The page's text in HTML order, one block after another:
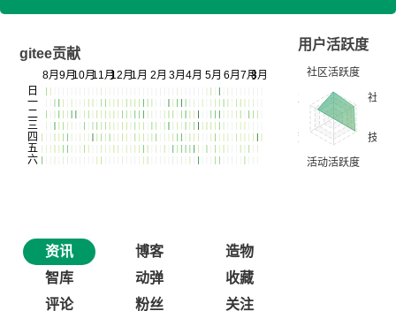
gitee贡献
用户活跃度
资讯 博客
造物
智库
动弹
收藏
评论
粉丝 关注